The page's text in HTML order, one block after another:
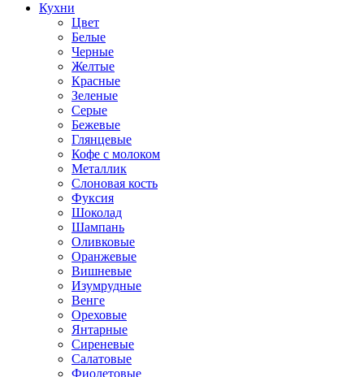
Кухни
Цвет
Белые
Черные
Желтые
Красные
Зеленые
Серые
Бежевые
Глянцевые
Кофе с молоком
Металлик
Слоновая кость
Фуксия
Шоколад
Шампань
Оливковые
Оранжевые
Вишневые
Изумрудные
Венге
Ореховые
Янтарные
Сиреневые
Салатовые
Фиолетовые